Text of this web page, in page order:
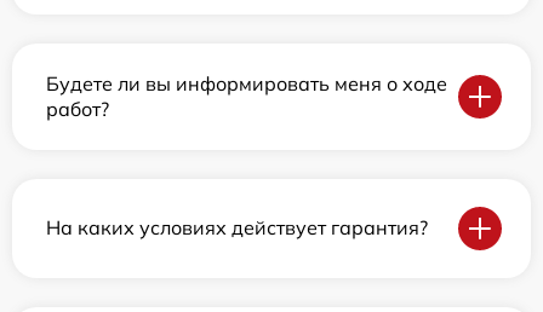
Будете ли вы информировать меня о ходе
работ?
На каких условиях действует гарантия?